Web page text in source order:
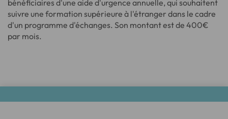
bénéficiaires d'une aide d'urgence annuelle, qui souhaitent
suivre une formation supérieure à l'étranger dans le cadre
d'un programme d'échanges. Son montant est de 400€
par mois.